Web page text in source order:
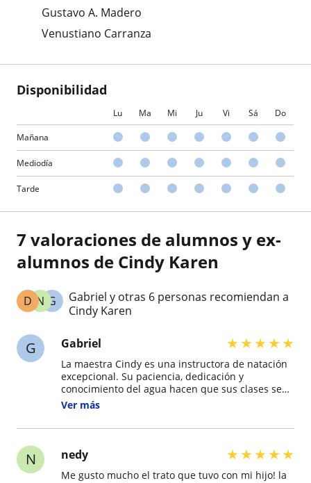
Gustavo A. Madero
Venustiano Carranza
Disponibilidad
Lu Ma Mi Ju Vi Sá Do
Mañana
Mediodía
Tarde
7 valoraciones de alumnos y ex-
alumnos de Cindy Karen
G
N
D
Gabriel y otras 6 personas recomiendan a
Cindy Karen
G Gabriel ★★★★★
La maestra Cindy es una instructora de natación
excepcional. Su paciencia, dedicación y
conocimiento del agua hacen que sus clases sean
divertidas y enriquecedoras para estudiantes de
adaptarse a las necesidades individuales de cada
correcta han ayudado a mi familia a mejorar
significativamente sus habilidades en el agua. ¡Es
una verdadera profesional y una inspiración para
Ver más
N nedy ★★★★★
Me gusto mucho el trato que tuvo con mi hijo! la